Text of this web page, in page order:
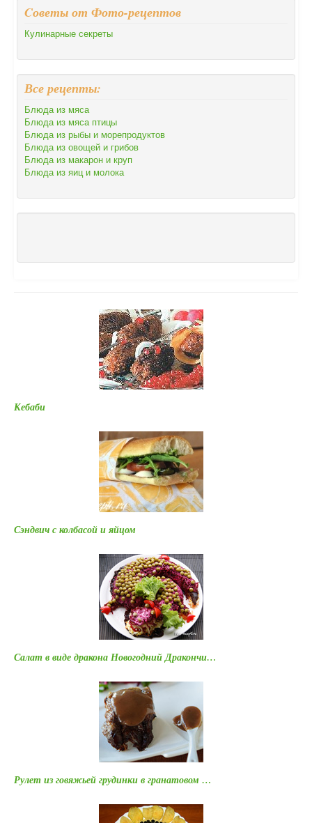
Cоветы от Фото-рецептов
Кулинарные секреты
Все рецепты:
Блюда из мяса
Блюда из мяса птицы
Блюда из рыбы и морепродуктов
Блюда из овощей и грибов
Блюда из макарон и круп
Блюда из яиц и молока
Кебаби
Сэндвич с колбасой и яйцом
Салат в виде дракона Новогодний Дракончи…
Рулет из говяжьей грудинки в гранатовом …